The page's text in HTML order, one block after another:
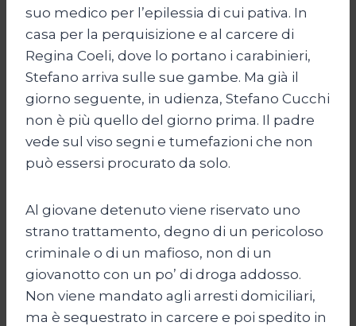
suo medico per l’epilessia di cui pativa. In
casa per la perquisizione e al carcere di
Regina Coeli, dove lo portano i carabinieri,
Stefano arriva sulle sue gambe. Ma già il
giorno seguente, in udienza, Stefano Cucchi
non è più quello del giorno prima. Il padre
vede sul viso segni e tumefazioni che non
può essersi procurato da solo.
Al giovane detenuto viene riservato uno
strano trattamento, degno di un pericoloso
criminale o di un mafioso, non di un
giovanotto con un po’ di droga addosso.
Non viene mandato agli arresti domiciliari,
ma è sequestrato in carcere e poi spedito in